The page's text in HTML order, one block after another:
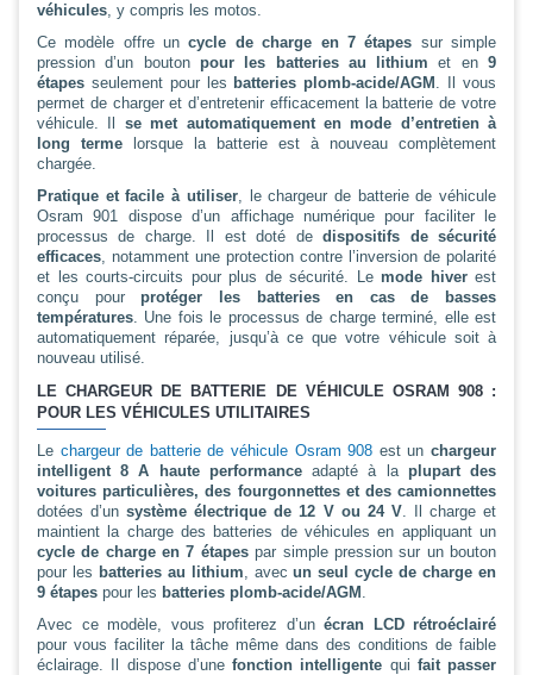
véhicules, y compris les motos.
Ce modèle offre uncycle de charge en 7 étapes sur simple
pression d’un bouton pour les batteries au lithiumet en9
étapes seulement pour les batteries plomb-acide/AGM . Il vous
permet de charger et d’entretenir efficacement la batterie de votre
véhicule. Il se met automatiquement en mode d’entretien à
long terme lorsque la batterie est à nouveau complètement
chargée.
Pratique et facile à utiliser, le chargeur de batterie de véhicule
Osram 901 dispose d’un affichage numérique pour faciliter le
processus de charge. Il est doté dedispositifs de sécurité
efficaces, notamment une protection contre l’inversion de polarité
et les courts-circuits pour plus de sécurité. Lemode hiverest
conçu pourprotéger les batteries en cas de basses
températures. Une fois le processus de charge terminé, elle est
automatiquement réparée, jusqu’à ce que votre véhicule soit à
nouveau utilisé.
LE CHARGEUR DE BATTERIE DE VÉHICULE OSRAM 908 :
POUR LES VÉHICULES UTILITAIRES
Le chargeur de batterie de véhicule Osram 908 est unchargeur
intelligent 8 A haute performanceadapté à la plupart des
voitures particulières, des fourgonnettes et des camionnettes
dotées d’unsystème électrique de 12 V ou 24 V. Il charge et
maintient la charge des batteries de véhicules en appliquant un
cycle de charge en 7 étapespar simple pression sur un bouton
pour les batteries au lithium, avec un seul cycle de charge en
9 étapes pour les batteries plomb-acide/AGM .
Avec ce modèle, vous profiterez d’un écran LCD rétroéclairé
pour vous faciliter la tâche même dans des conditions de faible
éclairage. Il dispose d’une fonction intelligente qui fait passer